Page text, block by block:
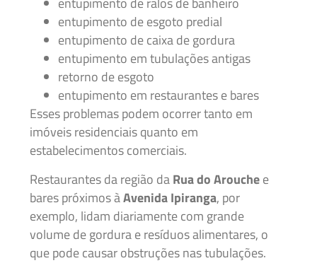
entupimento de esgoto predial
entupimento de caixa de gordura
entupimento em tubulações antigas
retorno de esgoto
entupimento em restaurantes e bares
Esses problemas podem ocorrer tanto em
imóveis residenciais quanto em
estabelecimentos comerciais.
Restaurantes da região daRua do Arouchee
bares próximos àAvenida Ipiranga, por
exemplo, lidam diariamente com grande
volume de gordura e resíduos alimentares, o
que pode causar obstruções nas tubulações.